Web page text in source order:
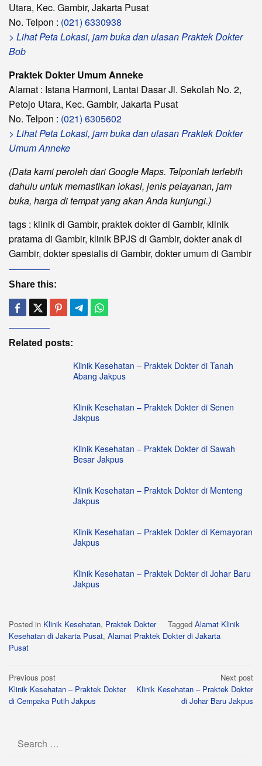
Utara, Kec. Gambir, Jakarta Pusat
No. Telpon : (021) 6330938
> Lihat Peta Lokasi, jam buka dan ulasan Praktek Dokter
Bob
Praktek Dokter Umum Anneke
Alamat : Istana Harmoni, Lantai Dasar Jl. Sekolah No. 2,
Petojo Utara, Kec. Gambir, Jakarta Pusat
No. Telpon : (021) 6305602
> Lihat Peta Lokasi, jam buka dan ulasan Praktek Dokter
Umum Anneke
(Data kami peroleh dari Google Maps. Telponlah terlebih
dahulu untuk memastikan lokasi, jenis pelayanan, jam
buka, harga di tempat yang akan Anda kunjungi.)
tags : klinik di Gambir, praktek dokter di Gambir, klinik
pratama di Gambir, klinik BPJS di Gambir, dokter anak di
Gambir, dokter spesialis di Gambir, dokter umum di Gambir
Share this:
Related posts:
Klinik Kesehatan – Praktek Dokter di Tanah
Abang Jakpus
Klinik Kesehatan – Praktek Dokter di Senen
Jakpus
Klinik Kesehatan – Praktek Dokter di Sawah
Besar Jakpus
Klinik Kesehatan – Praktek Dokter di Menteng
Jakpus
Klinik Kesehatan – Praktek Dokter di Kemayoran
Jakpus
Klinik Kesehatan – Praktek Dokter di Johar Baru
Jakpus
Posted in Klinik Kesehatan, Praktek Dokter Tagged Alamat Klinik
Kesehatan di Jakarta Pusat, Alamat Praktek Dokter di Jakarta
Pusat
Post
navigation
Previous post
Klinik Kesehatan – Praktek Dokter
di Cempaka Putih Jakpus
Next post
Klinik Kesehatan – Praktek Dokter
di Johar Baru Jakpus
Search